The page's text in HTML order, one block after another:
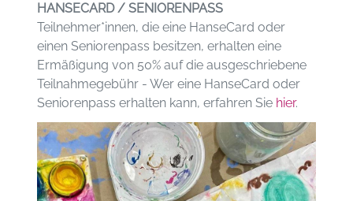
HANSECARD / SENIORENPASS
Teilnehmer*innen, die eine HanseCard oder
einen Seniorenpass besitzen, erhalten eine
Ermäßigung von 50% auf die ausgeschriebene
Teilnahmegebühr - Wer eine HanseCard oder
Seniorenpass erhalten kann, erfahren Sie hier.